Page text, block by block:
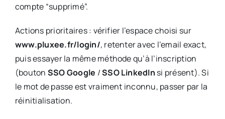
compte “supprimé”.
Actions prioritaires : vérifier l’espace choisi sur
www.pluxee.fr/login/, retenter avec l’email exact,
puis essayer la même méthode qu’à l’inscription
(bouton SSO Google /SSO LinkedIn si présent). Si
le mot de passe est vraiment inconnu, passer par la
réinitialisation.